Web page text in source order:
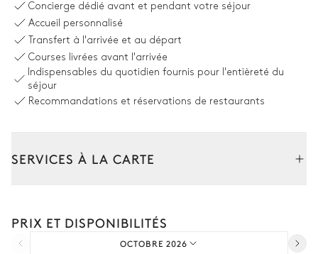
Dimensions : L = 16m, l = 5m,
profondeur = 0,5m / 1,7m
Cuisine extérieure
Barbecue Machine à glaçons
14 places
Concierge dédié avant et pendant votre séjour
Accueil personnalisé
Transfert à l'arrivée et au départ
Courses livrées avant l'arrivée
Indispensables du quotidien fournis pour l'entièreté du
séjour
Recommandations et réservations de restaurants
SERVICES À LA CARTE
Location de voiture
PRIX ET DISPONIBILITÉS
OCTOBRE 2026